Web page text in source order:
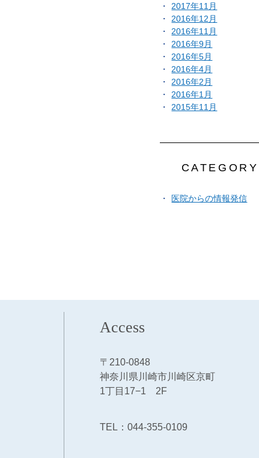
2017年11月
2016年12月
2016年11月
2016年9月
2016年5月
2016年4月
2016年2月
2016年1月
2015年11月
CATEGORY
医院からの情報発信
Access
〒210-0848
神奈川県川崎市川崎区京町
1丁目17−1 2F
TEL： 044-355-0109